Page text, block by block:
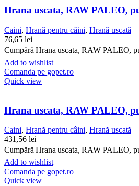
Hrana uscata, RAW PALEO,
Caini, Hrană pentru câini, Hrană uscată
76,65 lei
Cumpără Hrana uscata, RAW PALEO,
Add to wishlist
Comanda pe gopet.ro
Quick view
Hrana uscata, RAW PALEO,
Caini, Hrană pentru câini, Hrană uscată
431,56 lei
Cumpără Hrana uscata, RAW PALEO,
Add to wishlist
Comanda pe gopet.ro
Quick view